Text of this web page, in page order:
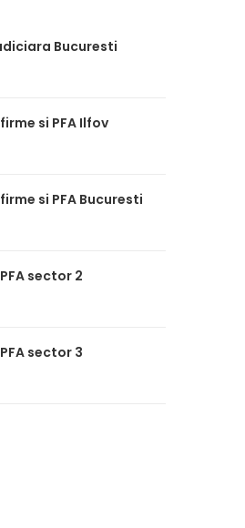
Bucuresti
si PFA Ilfov
si PFA Bucuresti
sector 2
sector 3